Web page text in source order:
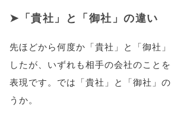
「貴社」と「御社」の違い
先ほどから何度か「貴社」と「御社
したが、いずれも相手の会社のこと
表現です。では「貴社」と「御社」
うか。